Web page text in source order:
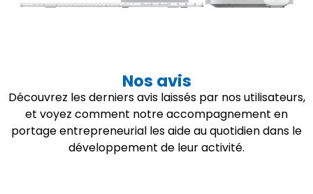
Nos avis
Découvrez les derniers avis laissés par nos utilisateurs,
et voyez comment notre accompagnement en
portage entrepreneurial les aide au quotidien dans le
développement de leur activité.